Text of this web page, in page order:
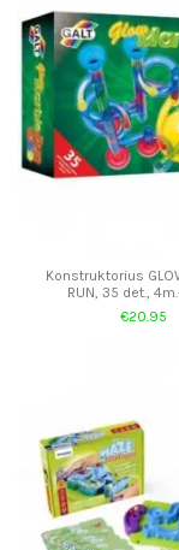
Konstruktorius
RUN, 35 det.,
€20.95